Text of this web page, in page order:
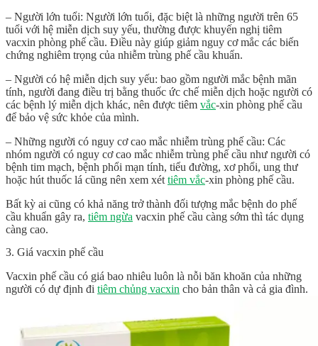
– Người lớn tuổi: Người lớn tuổi, đặc biệt là những người trên 65
tuổi với hệ miễn dịch suy yếu, thường được khuyến nghị tiêm
vacxin phòng phế cầu. Điều này giúp giảm nguy cơ mắc các biến
chứng nghiêm trọng của nhiễm trùng phế cầu khuẩn.
– Người có hệ miễn dịch suy yếu: bao gồm người mắc bệnh mãn
tính, người đang điều trị bằng thuốc ức chế miễn dịch hoặc người có
các bệnh lý miễn dịch khác, nên được tiêm vắc-xin phòng phế cầu
để bảo vệ sức khỏe của mình.
– Những người có nguy cơ cao mắc nhiễm trùng phế cầu: Các
nhóm người có nguy cơ cao mắc nhiễm trùng phế cầu như người có
bệnh tim mạch, bệnh phổi mạn tính, tiểu đường, xơ phổi, ung thư
hoặc hút thuốc lá cũng nên xem xéttiêm vắc-xin phòng phế cầu.
Bất kỳ ai cũng có khả năng trở thành đối tượng mắc bệnh do phế
cầu khuẩn gây ra, tiêm ngừa vacxin phế cầu càng sớm thì tác dụng
càng cao.
3. Giá vacxin phế cầu
Vacxin phế cầu có giá bao nhiêu luôn là nỗi băn khoăn của những
người có dự định đi tiêm chủng vacxin cho bản thân và cả gia đình.